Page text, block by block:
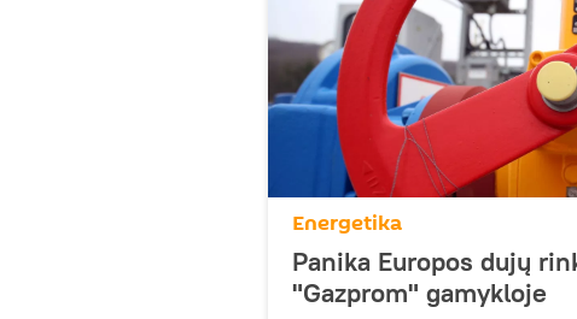
Energetika
Panika Europos dujų
"Gazprom" gamykloje